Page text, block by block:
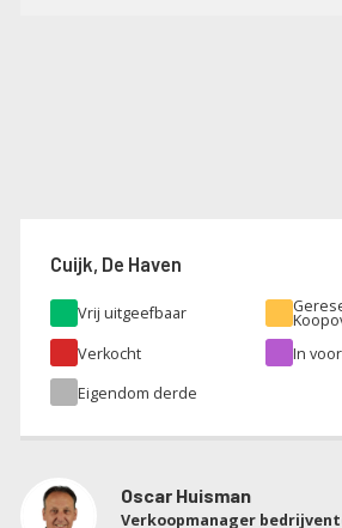
Cuijk, De Haven
Vrij uitgeefbaar
Verkocht
In
Eigendom derde
Oscar Huisman
Verkoopmanager